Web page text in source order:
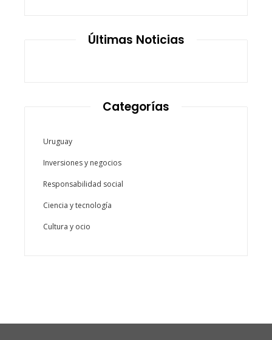
Últimas Noticias
Categorías
Uruguay
Inversiones y negocios
Responsabilidad social
Ciencia y tecnología
Cultura y ocio